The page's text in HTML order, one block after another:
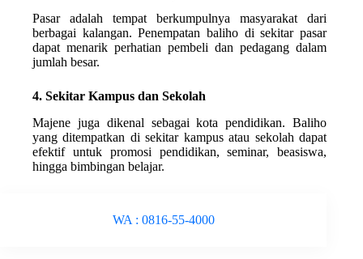
Pasar adalah tempat berkumpulnya masyarakat dari
berbagai kalangan. Penempatan baliho di sekitar pasar
dapat menarik perhatian pembeli dan pedagang dalam
jumlah besar.
4. Sekitar Kampus dan Sekolah
Majene juga dikenal sebagai kota pendidikan. Baliho
yang ditempatkan di sekitar kampus atau sekolah dapat
efektif untuk promosi pendidikan, seminar, beasiswa,
hingga bimbingan belajar.
WA : 0816-55-4000